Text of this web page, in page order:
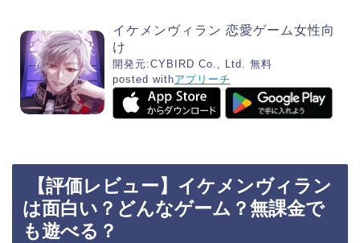
イケメンヴィラン 恋愛ゲーム女性向
け
開発元:CYBIRD Co., Ltd.
無料
posted withアプリーチ
【評価レビュー】イケメンヴィラン
は面白い？どんなゲーム？無課金で
も遊べる？